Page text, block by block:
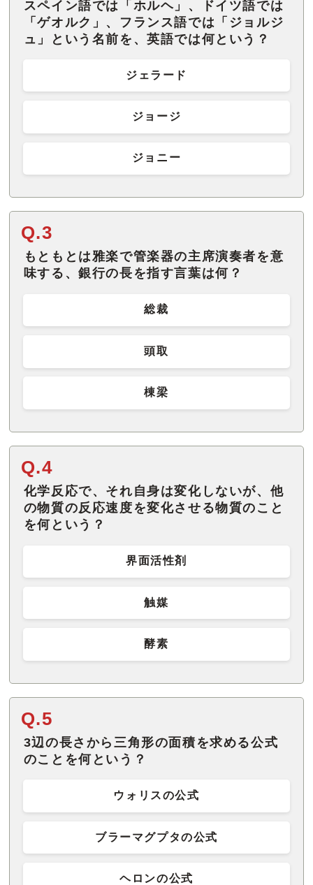
スペイン語では「ホルヘ」、ドイツ語では
「ゲオルク」、フランス語では「ジョルジ
ュ」という名前を、英語では何という？
ジェラード
ジョージ
ジョニー
Q.3
もともとは雅楽で管楽器の主席演奏者を意
味する、銀行の長を指す言葉は何？
総裁
頭取
棟梁
Q.4
化学反応で、それ自身は変化しないが、他
の物質の反応速度を変化させる物質のこと
を何という？
界面活性剤
触媒
酵素
Q.5
3辺の長さから三角形の面積を求める公式
のことを何という？
ウォリスの公式
ブラーマグプタの公式
ヘロンの公式